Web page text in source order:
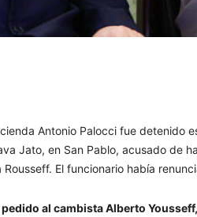
Antonio Palocci fue detenido
Jato, en San Pablo, acusado de
El funcionario había
al cambista Alberto Yousseff,